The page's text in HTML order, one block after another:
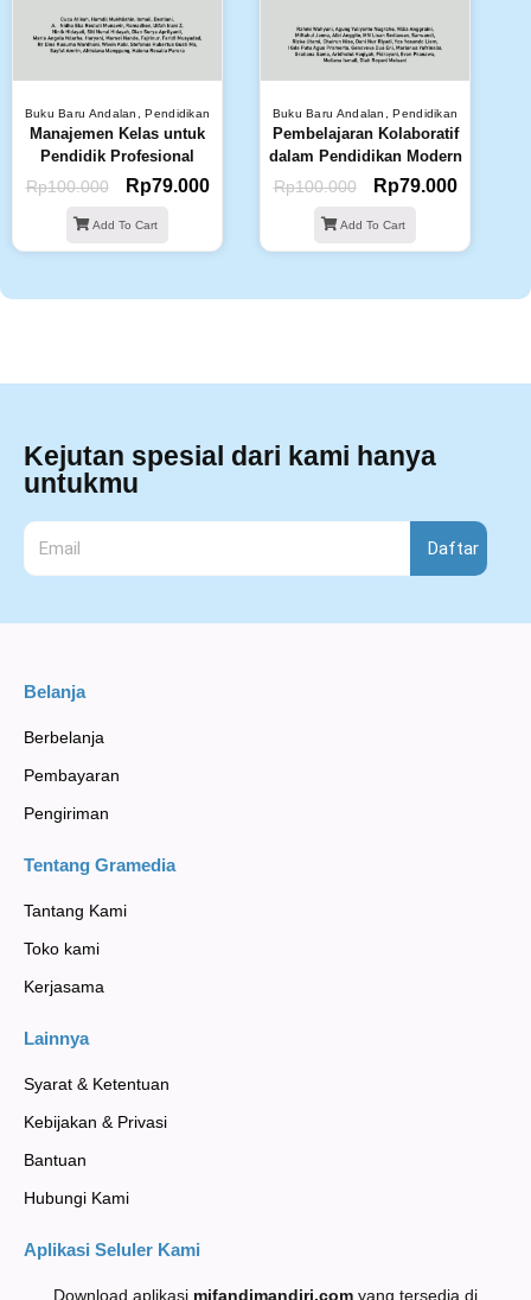
Buku Baru Andalan ,Pendidikan
Manajemen Kelas untuk
Pendidik Profesional
Rp100.000 Rp79.000
Add To Cart
Buku Baru Andalan ,Pendidikan
Pembelajaran Kolaboratif
dalam Pendidikan Modern
Rp100.000 Rp79.000
Add To Cart
Kejutan spesial dari kami hanya
untukmu
Daftar
Belanja
Berbelanja
Pembayaran
Pengiriman
Tentang Gramedia
Tantang Kami
Toko kami
Kerjasama
Lainnya
Syarat & Ketentuan
Kebijakan & Privasi
Bantuan
Hubungi Kami
Aplikasi Seluler Kami
Download aplikasi mifandimandiri.com yang tersedia di